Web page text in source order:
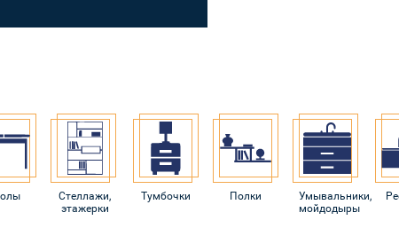
Стеллажи,
этажерки
Тумбочки Полки
Умывальники,
мойдодыры